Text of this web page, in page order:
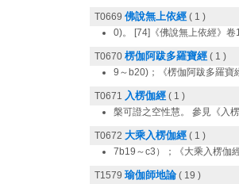
T0669 佛說無上依經( 1 )
0)。 [74]《佛說無上依經》卷
T0670 楞伽阿跋多羅寶經( 1 )
9～b20)；《楞伽阿跋多羅寶
T0671 入楞伽經( 1 )
槃可證之空性慧。 參見《入
T0672 大乘入楞伽經( 1 )
7b19～c3）；《大乘入楞伽
T1579 瑜伽師地論( 19 )